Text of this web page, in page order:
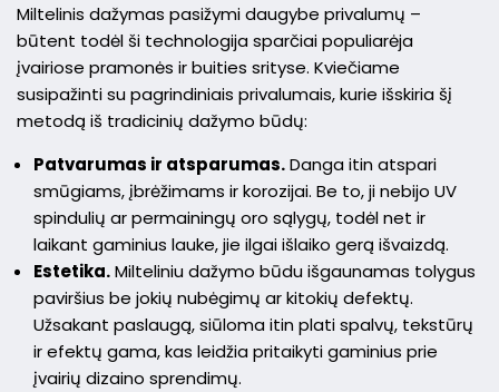
Miltelinis dažymas pasižymi daugybe privalumų –
būtent todėl ši technologija sparčiai populiarėja
įvairiose pramonės ir buities srityse. Kviečiame
susipažinti su pagrindiniais privalumais, kurie išskiria šį
metodą iš tradicinių dažymo būdų:
Patvarumas ir atsparumas.Danga itin atspari
smūgiams, įbrėžimams ir korozijai. Be to, ji nebijo UV
spindulių ar permainingų oro sąlygų, todėl net ir
laikant gaminius lauke, jie ilgai išlaiko gerą išvaizdą.
Estetika.Milteliniu dažymo būdu išgaunamas tolygus
paviršius be jokių nubėgimų ar kitokių defektų.
Užsakant paslaugą, siūloma itin plati spalvų, tekstūrų
ir efektų gama, kas leidžia pritaikyti gaminius prie
įvairių dizaino sprendimų.